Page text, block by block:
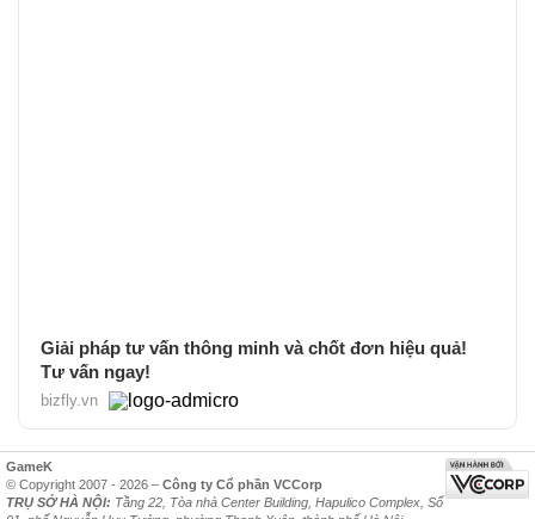
Giải pháp tư vấn thông minh và chốt đơn hiệu quả!
Tư vấn ngay!
bizfly.vn
GameK
© Copyright 2007 - 2026 – Công ty Cổ phần VCCorp
TRỤ SỞ HÀ NỘI: Tầng 22, Tòa nhà Center Building, Hapulico Complex, Số